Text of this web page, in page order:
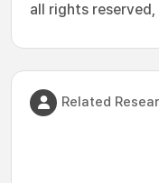
all rights
Related